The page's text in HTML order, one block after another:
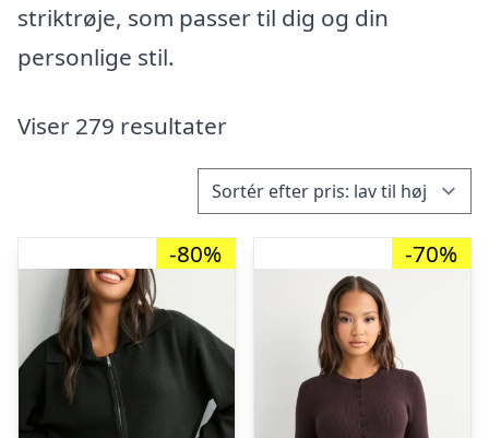
striktrøje, som passer til dig og din
personlige stil.
Viser 279 resultater
-80% -70%